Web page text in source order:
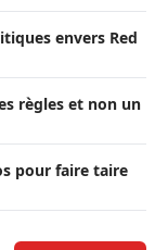
envers Red
règles et non un
pour faire taire